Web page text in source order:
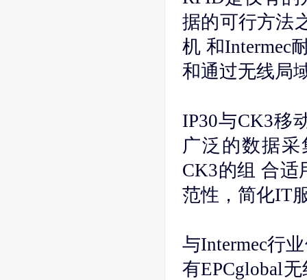
据的可行方法
机 和Intermec
和通过无线局
IP30与CK3移
广泛的数据
CK3的组 合适
范性，简化IT
与Intermec行
有EPCglobal